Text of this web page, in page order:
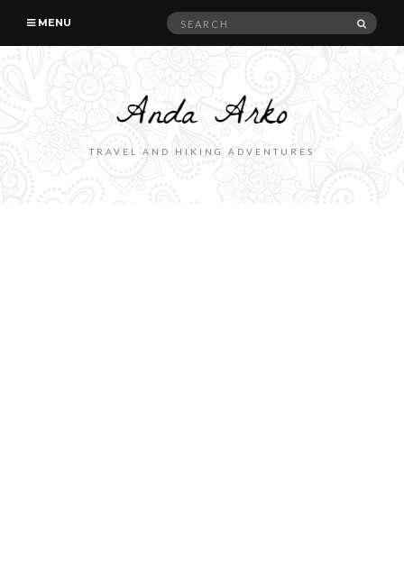
MENU
Search
TRAVEL AND HIKING ADVENTURES